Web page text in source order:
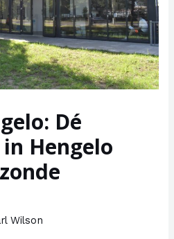
Dé
Hengelo
Wilson